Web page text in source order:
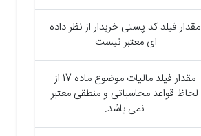
مقدار فیلد کد پستی خریدار از نظر داده
ای معتبر نیست.
مقدار فیلد مالیات موضوع ماده 17 از
لحاظ قواعد محاسباتی و منطقی معتبر
نمی باشد.